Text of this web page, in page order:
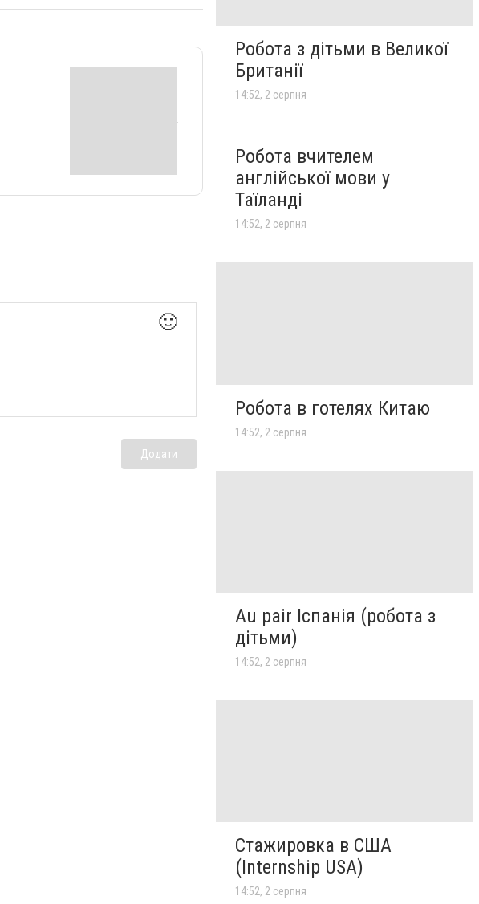
🙂
Додати
Робота з дітьми в Великої
Британії
14:52, 2 серпня
Робота вчителем
англійської мови у
Таїланді
14:52, 2 серпня
Робота в готелях Китаю
14:52, 2 серпня
Au pair Іспанія (робота з
дітьми)
14:52, 2 серпня
Стажировка в США
(Internship USA)
14:52, 2 серпня